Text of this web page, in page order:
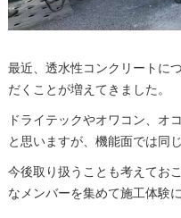
最近、透水性コンクリートに
だくことが増えてきました。
ドライテックやオワコン、オ
と思いますが、機能面では同
今後取り扱うことも考えてお
なメンバーを集めて施工体験